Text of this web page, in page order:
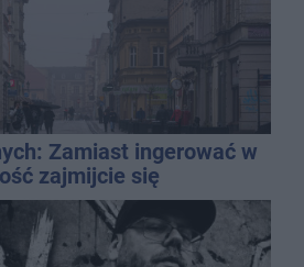
Zamiast ingerować w
zajmijcie się